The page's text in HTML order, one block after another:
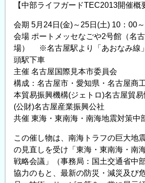
震
見
え
て
き
た
課
題
と
後
の
展
望」
【中部ライフガードTEC2013開催概
会期 5月24日(金)～25日(土) 10：00
会場 ポートメッセなごや2号館（名
場） ※名古屋駅より「あおなみ線
頭駅下車
主催 名古屋国際見本市委員会
構成：名古屋市・愛知県・名古屋商
本貿易振興機構(ジェトロ)名古屋貿易
(公財)名古屋産業振興公社
共催 東海・東南海・南海地震対策中
この催し物は、南海トラフの巨大地
の見直しを受け「東海・東南海・南
戦略会議」（事務局：国土交通省中
協力のもと、最新の防災・減災及び